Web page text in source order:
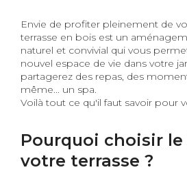
Envie de profiter pleinement de
terrasse en bois est un
naturel et convivial qui vous
nouvel espace de vie dans votre
partagerez des repas, des
même... un spa.
Voilà tout ce qu'il faut savoir pour
Pourquoi choisir
votre terrasse ?